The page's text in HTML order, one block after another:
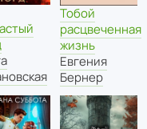
Тобой
расцвеченная
жизнь
Евгения
Бернер